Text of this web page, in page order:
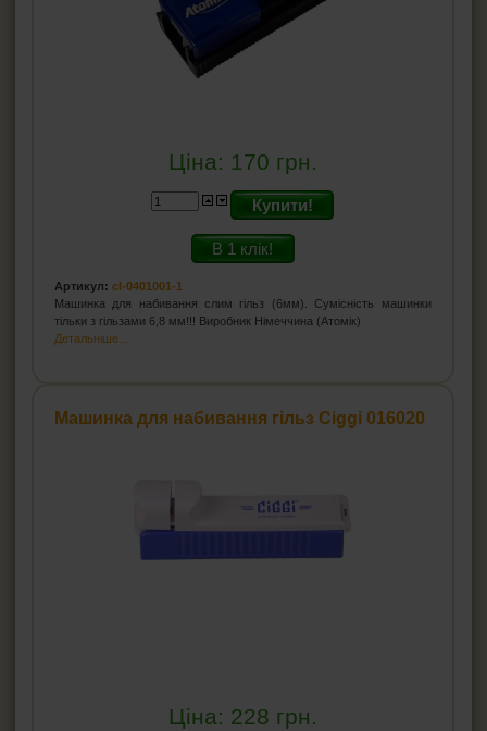
Ціна: 170 грн.
Купити!
В 1 клік!
Артикул: cl-0401001-1
Машинка для набивання слим гільз (6мм). Сумісність машинки
тільки з гільзами 6,8 мм!!! Виробник Німеччина (Атомік)
Детальніше...
Машинка для набивання гільз Ciggi 016020
Ціна: 228 грн.